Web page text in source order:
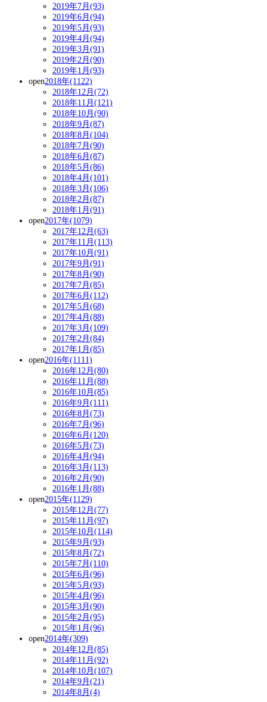
2019年7月(93)
2019年6月(94)
2019年5月(93)
2019年4月(94)
2019年3月(91)
2019年2月(90)
2019年1月(93)
open2018年(1122)
2018年12月(72)
2018年11月(121)
2018年10月(90)
2018年9月(87)
2018年8月(104)
2018年7月(90)
2018年6月(87)
2018年5月(86)
2018年4月(101)
2018年3月(106)
2018年2月(87)
2018年1月(91)
open2017年(1079)
2017年12月(63)
2017年11月(113)
2017年10月(91)
2017年9月(91)
2017年8月(90)
2017年7月(85)
2017年6月(112)
2017年5月(68)
2017年4月(88)
2017年3月(109)
2017年2月(84)
2017年1月(85)
open2016年(1111)
2016年12月(80)
2016年11月(88)
2016年10月(85)
2016年9月(111)
2016年8月(73)
2016年7月(96)
2016年6月(120)
2016年5月(73)
2016年4月(94)
2016年3月(113)
2016年2月(90)
2016年1月(88)
open2015年(1129)
2015年12月(77)
2015年11月(97)
2015年10月(114)
2015年9月(93)
2015年8月(72)
2015年7月(110)
2015年6月(96)
2015年5月(93)
2015年4月(96)
2015年3月(90)
2015年2月(95)
2015年1月(96)
open2014年(309)
2014年12月(85)
2014年11月(92)
2014年10月(107)
2014年9月(21)
2014年8月(4)